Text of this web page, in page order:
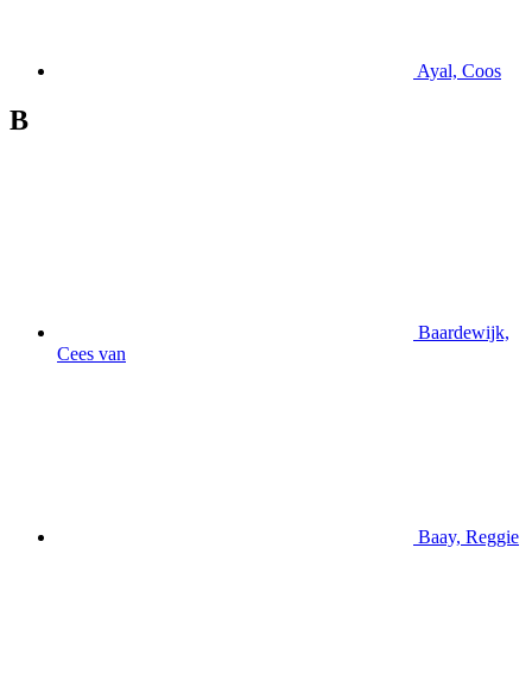
Ayal, Coos
B
Baardewijk,
Cees van
Baay, Reggie